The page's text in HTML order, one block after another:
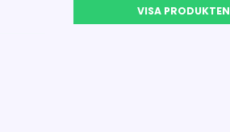
VISA PRODUKTEN